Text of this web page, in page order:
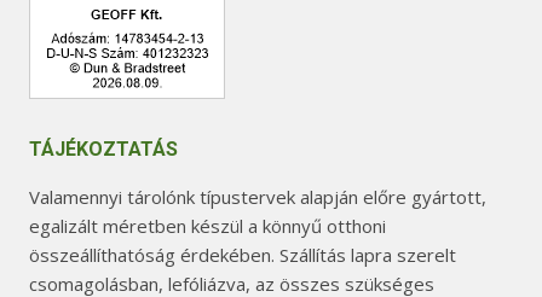
TÁJÉKOZTATÁS
Valamennyi tárolónk típustervek alapján előre gyártott,
egalizált méretben készül a könnyű otthoni
összeállíthatóság érdekében. Szállítás lapra szerelt
csomagolásban, lefóliázva, az összes szükséges